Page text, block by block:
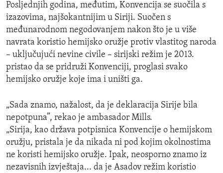
Posljednjih godina, međutim, Konvencija se suočila s
izazovima, najšokantnijim u Siriji. Suočen s
međunarodnom negodovanjem nakon što je u više
navrata koristio hemijsko oružje protiv vlastitog naroda
– uključujući nevine civile – sirijski režim je 2013.
pristao da se pridruži Konvenciji, proglasi svako
hemijsko oružje koje ima i uništi ga.
„Sada znamo, nažalost, da je deklaracija Sirije bila
nepotpuna”, rekao je ambasador Mills.
„Sirija, kao država potpisnica Konvencije o hemijskom
oružju, pristala je da nikada ni pod kojim okolnostima
ne koristi hemijsko oružje. Ipak, neosporno znamo iz
nezavisnih izvještaja... da je Asadov režim koristio